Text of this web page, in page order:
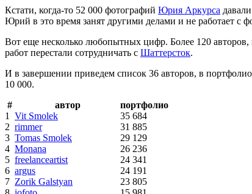
Кстати, когда-то 52 000 фотографий Юрия Аркурса
Юрий в это время занят другими делами и не работает с
Вот еще несколько любопытных цифр. Более 120 авторов,
работ перестали сотрудничать с Шаттерсток.
И в завершении приведем список 36 авторов, в
10 000.
#
автор
портфолио
1
Vit Smolek
35 684
2 rimmer
31 885
3 Tomas Smolek
29 129
4 Monana
26 236
5 freelanceartist
24 341
6 argus
24 191
7 Zorik Galstyan
23 805